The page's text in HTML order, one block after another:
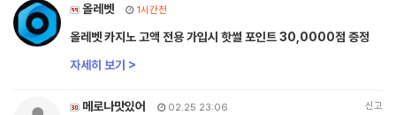
올레벳 1시간전
올레벳 카지노 고액 전용 가입시 핫썰 포인트 30,0000점 증정
자세히 보기 >
메로나맛있어 02.25 23:06 신고